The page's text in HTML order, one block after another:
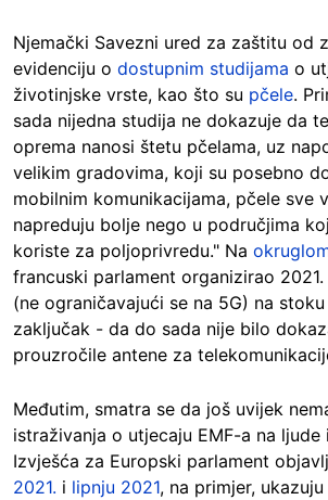
Njemački Savezni ured za zaštitu od
evidenciju o dostupnim studijama o
životinjske vrste, kao što su pčele.
sada nijedna studija ne dokazuje da
oprema nanosi štetu pčelama, uz
velikim gradovima, koji su posebno
mobilnim komunikacijama, pčele sve
napreduju bolje nego u područjima
koriste za poljoprivredu." Na
francuski parlament organizirao
(ne ograničavajući se na 5G) na
zaključak - da do sada nije bilo
prouzročile antene za
Međutim, smatra se da još uvijek
istraživanja o utjecaju EMF-a na ljude
Izvješća za Europski parlament
2021. i lipnju 2021, na primjer,